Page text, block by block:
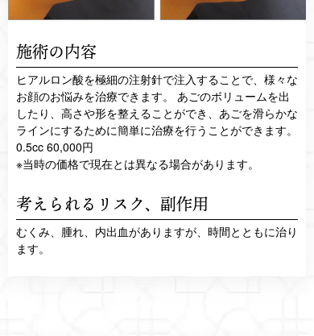
施術の内容
ヒアルロン酸を極細の注射針で注入することで、様々な
お顔のお悩みを治療できます。 あごのボリュームを出
したり、高さや形を整えることができ、あごを滑らかな
ラインにするために簡単に治療を行うことができます。
0.5cc 60,000円
※当時の価格で現在とは異なる場合があります。
考えられるリスク、 副作用
むくみ、腫れ、内出血がありますが、時間とともに治り
ます。